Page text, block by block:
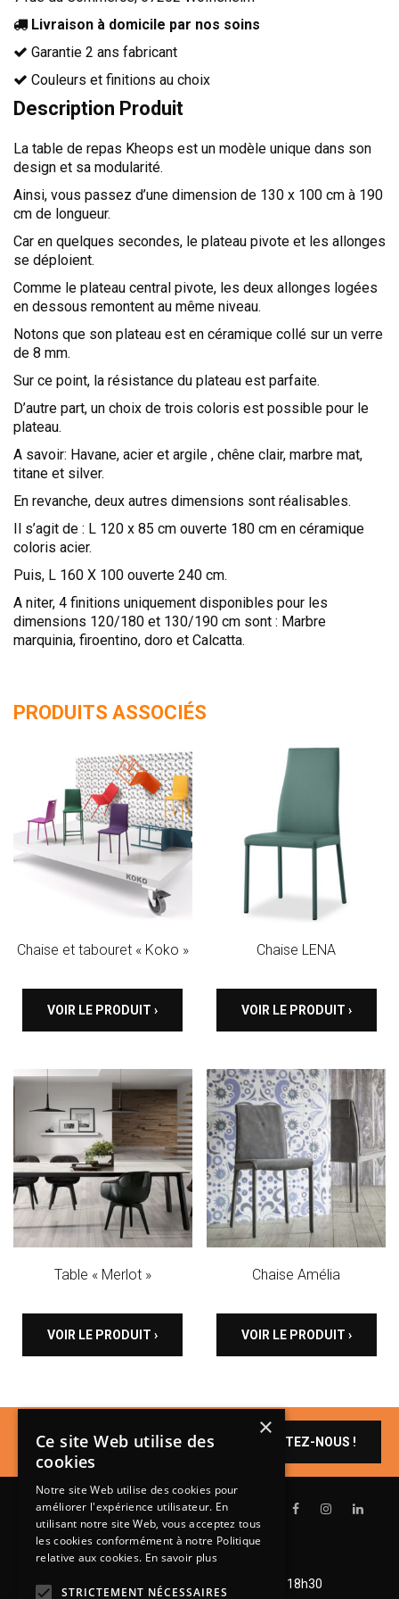
LITS FIXES
MEUBLES DE COMPLÉMENT
TAPIS
PETITS MEUBLES
AMÉNAGEMENTS SUR MESURE
AGENCEMENTS INTÉRIEURS
DESIGN
AUTHENTIQUE
CHAMBRES COMPLÈTES
Livraison à domicile par nos soins
Garantie 2 ans fabricant
Couleurs et finitions au choix
Description Produit
La table de repas Kheops est un modèle unique dans son
design et sa modularité.
Ainsi, vous passez d’une dimension de 130 x 100 cm à 190
cm de longueur.
Car en quelques secondes, le plateau pivote et les allonges
se déploient.
Comme le plateau central pivote, les deux allonges logées
en dessous remontent au même niveau.
Notons que son plateau est en céramique collé sur un verre
de 8 mm.
Sur ce point, la résistance du plateau est parfaite.
D’autre part, un choix de trois coloris est possible pour le
plateau.
A savoir: Havane, acier et argile , chêne clair, marbre mat,
titane et silver.
En revanche, deux autres dimensions sont réalisables.
Il s’agit de : L 120 x 85 cm ouverte 180 cm en céramique
coloris acier.
Puis, L 160 X 100 ouverte 240 cm.
A niter, 4 finitions uniquement disponibles pour les
dimensions 120/180 et 130/190 cm sont : Marbre
marquinia, firoentino, doro et Calcatta.
PRODUITS ASSOCIÉS
Chaise et tabouret « Koko »
VOIR LE PRODUIT ›
Chaise LENA
VOIR LE PRODUIT ›
Table « Merlot »
VOIR LE PRODUIT ›
Chaise Amélia
VOIR LE PRODUIT ›
Un produit vous
intéresse ?
CONTACTEZ-NOUS !
Lundi de 14h à 18h30
Mardi à vendredi de 9h à 12h et de 14h à 18h30
×
Ce site Web utilise des
cookies
Notre site Web utilise des cookies pour
améliorer l'expérience utilisateur. En
utilisant notre site Web, vous acceptez tous
les cookies conformément à notre Politique
relative aux cookies. En savoir plus
STRICTEMENT NÉCESSAIRES